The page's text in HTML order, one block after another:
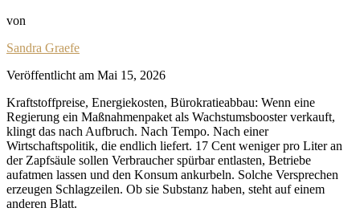
von
Sandra Graefe
Veröffentlicht am Mai 15, 2026
Kraftstoffpreise, Energiekosten, Bürokratieabbau: Wenn eine
Regierung ein Maßnahmenpaket als Wachstumsbooster verkauft,
klingt das nach Aufbruch. Nach Tempo. Nach einer
Wirtschaftspolitik, die endlich liefert. 17 Cent weniger pro Liter an
der Zapfsäule sollen Verbraucher spürbar entlasten, Betriebe
aufatmen lassen und den Konsum ankurbeln. Solche Versprechen
erzeugen Schlagzeilen. Ob sie Substanz haben, steht auf einem
anderen Blatt.